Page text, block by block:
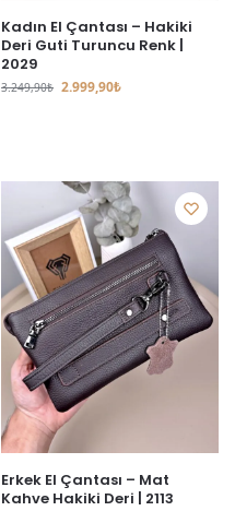
Kadın El Çantası – Hakiki
Deri Guti Turuncu Renk |
2029
3.249,90₺ 2.999,90₺
Erkek El Çantası – Mat
Kahve Hakiki Deri | 2113